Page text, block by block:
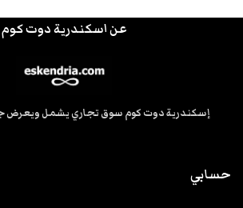
عن اسكندرية دوت كوم
إسكندرية دوت كوم سوق تجاري يشمل ويعرض
حسابي